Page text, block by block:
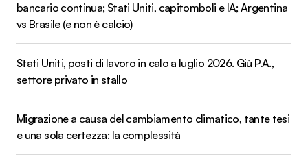
bancario continua; Stati Uniti, capitomboli e IA; Argentina
vs Brasile (e non è calcio)
Stati Uniti, posti di lavoro in calo a luglio 2026. Giù P.A.,
settore privato in stallo
Migrazione a causa del cambiamento climatico, tante tesi
e una sola certezza: la complessità